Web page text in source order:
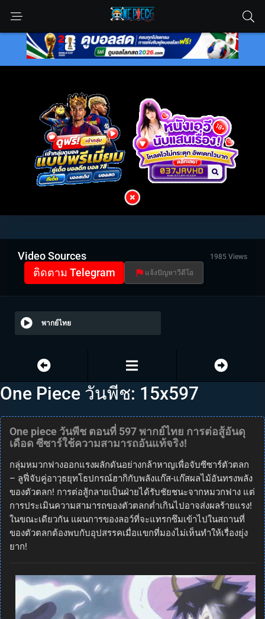
Video Sources 1985 Views
ติดตาม Telegram แจ้งปัญหาวีดีโอ
พากย์ไทย
One Piece วันพีช: 15x597
One piece วันพีช ตอนที่ 597 พากย์ไทย การต่อสู้อันดุ
เดือด ซีซาร์ใช้ความสามารถอันแท้จริง!
กลุ่มหมวกฟางออกแรงผลักดันอย่างกล้าหาญเพื่อจับซีซาร์ตัวตลก
– ลูฟี่จับคู่อาวุธยุทโธปกรณ์ฮากิกับพลังแก๊ส-แก๊สผลไม้อันทรงพลัง
ของตัวตลก! การต่อสู้กลายเป็นฝ่ายได้รับชัยชนะจากหมวกฟาง แต่
การประเมินความสามารถของตัวตลกต่ำเกินไปอาจส่งผลร้ายแรง!
ในขณะเดียวกัน แผนการของลอว์ที่จะแทรกซึมเข้าไปในสถานที่
ของตัวตลกต้องพบกับอุปสรรคเมื่อแขกที่มองไม่เห็นทำให้เรื่องยุ่ง
ยาก!